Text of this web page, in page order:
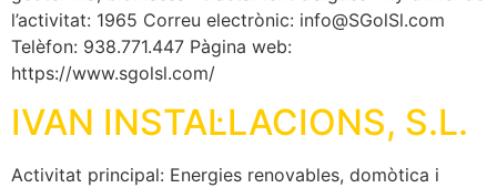
l’activitat: 1965 Correu electrònic: info@SGolSl.com
Telèfon: 938.771.447 Pàgina web:
https://www.sgolsl.com/
IVAN INSTAL·LACIONS, S.L.
Activitat principal: Energies renovables, domòtica i